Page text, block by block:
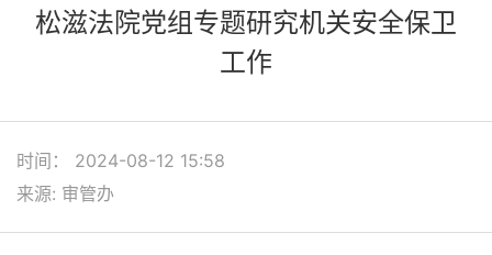
松滋法院党组专题研究机关安全保卫
工作
时间： 2024-08-12 15:58
来源: 审管办